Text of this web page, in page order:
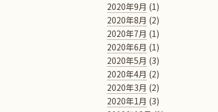
2020年9月 (1)
2020年8月 (2)
2020年7月 (1)
2020年6月 (1)
2020年5月 (3)
2020年4月 (2)
2020年3月 (2)
2020年1月 (3)